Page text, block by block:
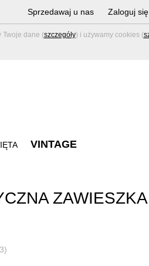
Twoje dane (szczegóły) i używamy cookies (
Sprzedawaj u nas Zaloguj się
VINTAGE